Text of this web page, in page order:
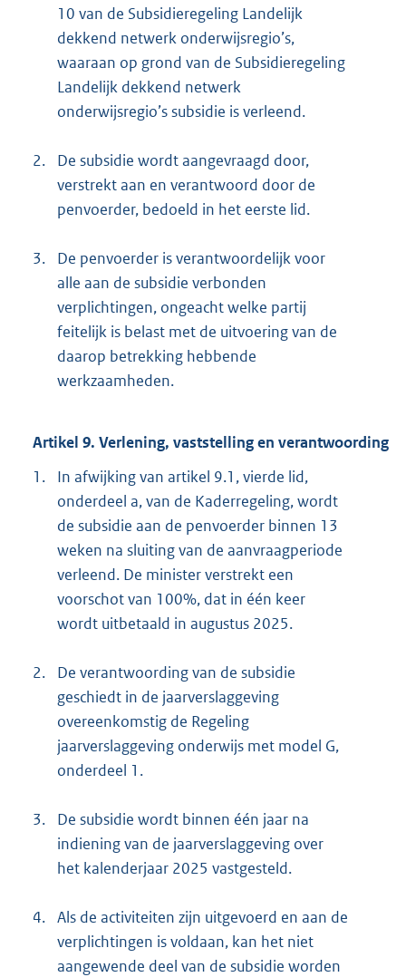
10 van de Subsidieregeling Landelijk
dekkend netwerk onderwijsregio’s,
waaraan op grond van de Subsidieregeling
Landelijk dekkend netwerk
onderwijsregio’s subsidie is verleend.
2.
De subsidie wordt aangevraagd door,
verstrekt aan en verantwoord door de
penvoerder, bedoeld in het eerste lid.
3.
De penvoerder is verantwoordelijk voor
alle aan de subsidie verbonden
verplichtingen, ongeacht welke partij
feitelijk is belast met de uitvoering van de
daarop betrekking hebbende
werkzaamheden.
Artikel 9. Verlening, vaststelling en verantwoording
1.
In afwijking van artikel 9.1, vierde lid,
onderdeel a, van de Kaderregeling, wordt
de subsidie aan de penvoerder binnen 13
weken na sluiting van de aanvraagperiode
verleend. De minister verstrekt een
voorschot van 100%, dat in één keer
wordt uitbetaald in augustus 2025.
2.
De verantwoording van de subsidie
geschiedt in de jaarverslaggeving
overeenkomstig de Regeling
jaarverslaggeving onderwijs met model G,
onderdeel 1.
3.
De subsidie wordt binnen één jaar na
indiening van de jaarverslaggeving over
het kalenderjaar 2025 vastgesteld.
4. Als de activiteiten zijn uitgevoerd en aan de
verplichtingen is voldaan, kan het niet
aangewende deel van de subsidie worden